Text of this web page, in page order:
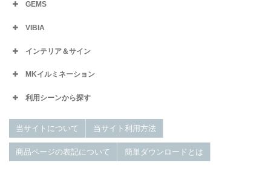
GEMS
VIBIA
インテリア＆サイン
MKイルミネーション
利用シーンから探す
当サイトについて 当サイト利用方法
商品ページの表記について 簡単ダウンロードとは